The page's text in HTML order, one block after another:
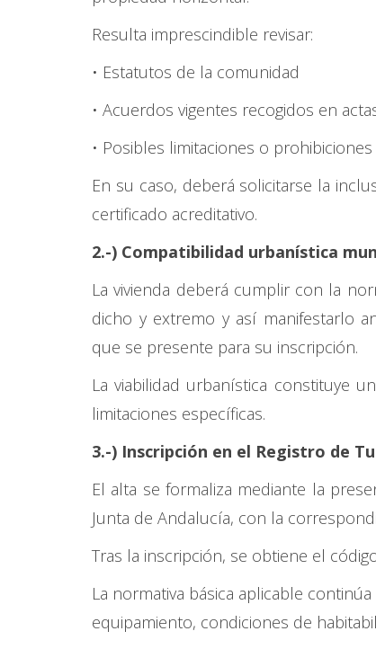
Resulta imprescindible revisar:
• Estatutos de la comunidad
• Acuerdos vigentes recogidos en
• Posibles limitaciones o
En su caso, deberá solicitarse la
certificado acreditativo.
2.-) Compatibilidad urbanística
La vivienda deberá cumplir con la
dicho y extremo y así manifestarlo
que se presente para su inscripción.
La viabilidad urbanística constituye
limitaciones específicas.
3.-) Inscripción en el Registro de
El alta se formaliza mediante la
Junta de Andalucía, con la
Tras la inscripción, se obtiene el
La normativa básica aplicable
equipamiento, condiciones de